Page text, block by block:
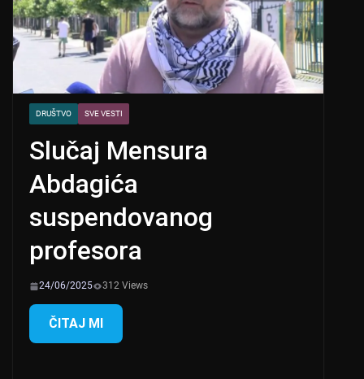
DRUŠTVO SVE VESTI
Slučaj Mensura
Abdagića
suspendovanog
profesora
24/06/2025 312 Views
ČITAJ MI